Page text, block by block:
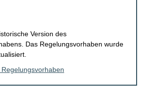
Version des
Das Regelungsvorhaben wurde